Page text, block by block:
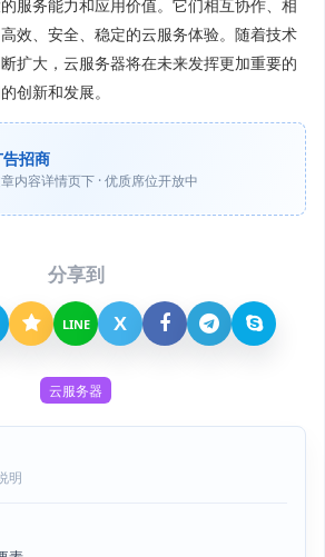
服务能力和应用价值。它们相互协作、相
效、安全、稳定的云服务体验。随着技术
扩大，云服务器将在未来发挥更加重要的
创新和发展。
告招商
内容详情页下 · 优质席位开放中
分享到
LINE X
云服务器
明